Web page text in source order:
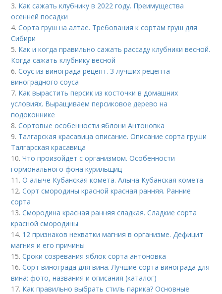
3. Как сажать клубнику в 2022 году. Преимущества
осенней посадки
4.Сорта груш на алтае. Требования к сортам груш для
Сибири
5. Как и когда правильно сажать рассаду клубники весной.
Когда сажать клубнику весной
6.Соус из винограда рецепт. 3 лучших рецепта
виноградного соуса
7. Как вырастить персик из косточки в домашних
условиях. Выращиваем персиковое дерево на
подоконнике
8.Сортовые особенности яблони Антоновка
9. Талгарская красавица описание. Описание сорта груши
Талгарская красавица
10.Что произойдет с организмом. Особенности
гормонального фона курильщиц
11.О алыче Кубанская комета. Алыча Кубанская комета
12.Сорт смородины красной красная ранняя. Ранние
сорта
13.Смородина красная ранняя сладкая. Сладкие сорта
красной смородины
14. 12 признаков нехватки магния в организме. Дефицит
магния и его причины
15.Сроки созревания яблок сорта антоновка
16.Сорт винограда для вина. Лучшие сорта винограда для
вина: фото, названия и описания (каталог)
17. Как правильно выбрать стиль парика? Основные